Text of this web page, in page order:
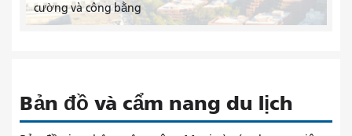
cường và công bằng
Bản đồ và cẩm nang du lịch